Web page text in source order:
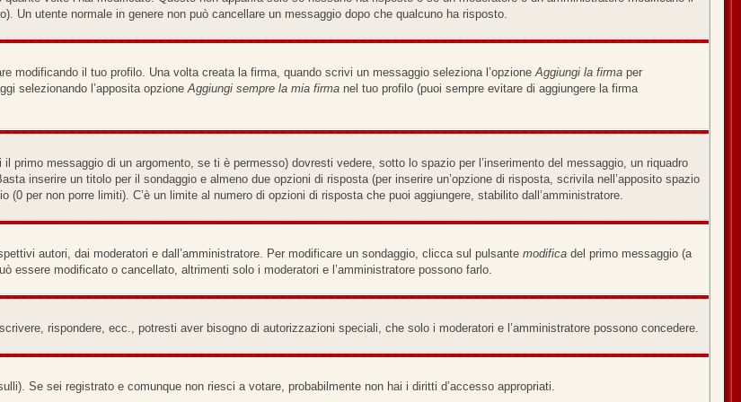
Un utente normale in genere non può cancellare un messaggio dopo che qualcuno ha risposto.
modificando il tuo profilo. Una volta creata la firma, quando scrivi un messaggio seleziona l’opzioneAggiungi la firma per
selezionando l’apposita opzioneAggiungi sempre la mia firma nel tuo profilo (puoi sempre evitare di aggiungere la firma
primo messaggio di un argomento, se ti è permesso) dovresti vedere, sotto lo spazio per l’inserimento del messaggio, un riquadro
inserire un titolo per il sondaggio e almeno due opzioni di risposta (per inserire un’opzione di risposta, scrivila nell’apposito spazio
(0 per non porre limiti). C’è un limite al numero di opzioni di risposta che puoi aggiungere, stabilito dall’amministratore.
autori, dai moderatori e dall’amministratore. Per modificare un sondaggio, clicca sul pulsante modifica del primo messaggio (a
essere modificato o cancellato, altrimenti solo i moderatori e l’amministratore possono farlo.
rispondere, ecc., potresti aver bisogno di autorizzazioni speciali, che solo i moderatori e l’amministratore possono concedere.
Se sei registrato e comunque non riesci a votare, probabilmente non hai i diritti d’accesso appropriati.